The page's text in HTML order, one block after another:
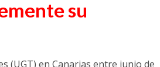
su
(UGT) en Canarias entre junio de